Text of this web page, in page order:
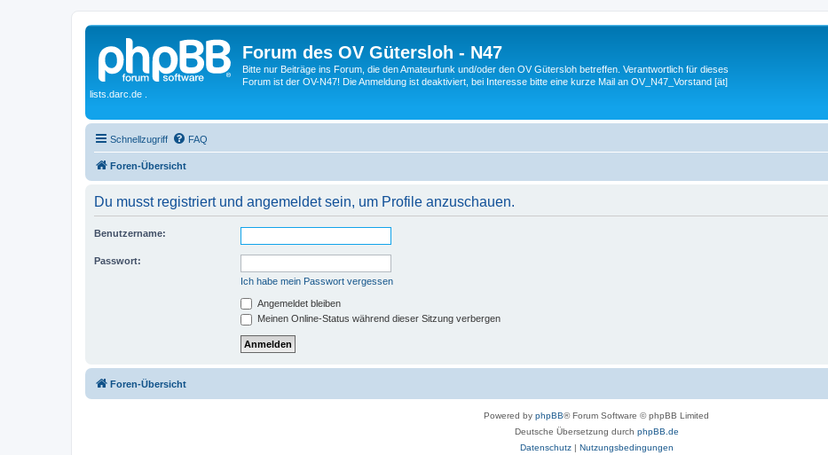
Forum des OV Gütersloh - N47
Bitte nur Beiträge ins Forum, die den Amateurfunk und/oder den OV Gütersloh betreffen. Verantwortlich für dieses
Forum ist der OV-N47! Die Anmeldung ist deaktiviert, bei Interesse bitte eine kurze Mail an OV_N47_Vorstand [ät]
lists.darc.de .
Schnellzugriff FAQ
Foren-Übersicht
Du musst registriert und angemeldet sein, um Profile anzuschauen.
Benutzername:
Passwort:
Ich habe mein Passwort vergessen
Angemeldet bleiben
Meinen Online-Status während dieser Sitzung verbergen
Foren-Übersicht
Powered by phpBB® Forum Software © phpBB Limited
Deutsche Übersetzung durch phpBB.de
Datenschutz| Nutzungsbedingungen